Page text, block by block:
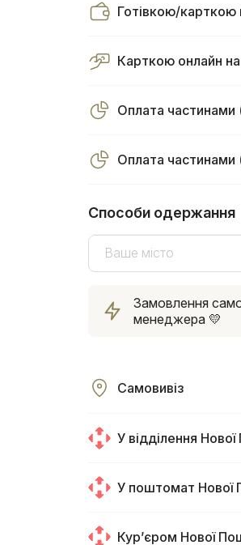
Готівкою/карткою
Карткою онлайн на
Оплата частинами
Оплата
Способи одержання
Ваше місто
Замовлення
менеджера 💛
Самовивіз
У відділення
У поштомат Нової
Курʼєром Нової